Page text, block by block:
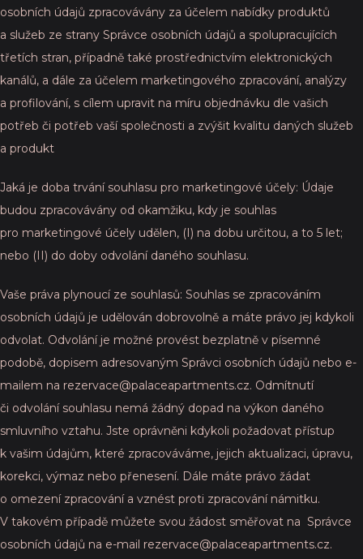
osobních údajů zpracovávány za účelem nabídky produktů
a služeb ze strany Správce osobních údajů a spolupracujících
třetích stran, případně také prostřednictvím elektronických
kanálů, a dále za účelem marketingového zpracování, analýzy
a profilování, s cílem upravit na míru objednávku dle vašich
potřeb či potřeb vaší společnosti a zvýšit kvalitu daných služeb
a produkt
Jaká je doba trvání souhlasu pro marketingové účely: Údaje
budou zpracovávány od okamžiku, kdy je souhlas
pro marketingové účely udělen, (I) na dobu určitou, a to 5 let;
nebo (II) do doby odvolání daného souhlasu.
Vaše práva plynoucí ze souhlasů: Souhlas se zpracováním
osobních údajů je udělován dobrovolně a máte právo jej kdykoli
odvolat. Odvolání je možné provést bezplatně v písemné
podobě, dopisem adresovaným Správci osobních údajů nebo e-
mailem na rezervace@palaceapartments.cz. Odmítnutí
či odvolání souhlasu nemá žádný dopad na výkon daného
smluvního vztahu. Jste oprávněni kdykoli požadovat přístup
k vašim údajům, které zpracováváme, jejich aktualizaci, úpravu,
korekci, výmaz nebo přenesení. Dále máte právo žádat
o omezení zpracování a vznést proti zpracování námitku.
V takovém případě můžete svou žádost směřovat na Správce
osobních údajů na e-mail rezervace@palaceapartments.cz.